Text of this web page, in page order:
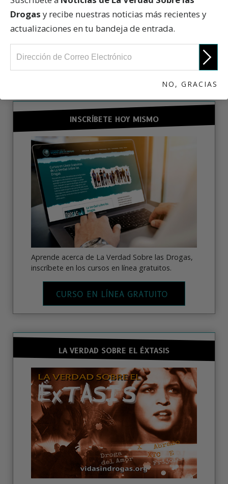
PARTICIPA
INSCRÍBETE HOY MISMO
Aprende acerca de La Verdad Sobre las Drogas,
inscríbete en los cursos en línea gratuitos.
CURSO EN LÍNEA GRATUITO
LA VERDAD SOBRE EL ÉXTASIS
Drogas y recibe nuestras noticias más recientes y
actualizaciones en tu bandeja de entrada.
NO, GRACIAS